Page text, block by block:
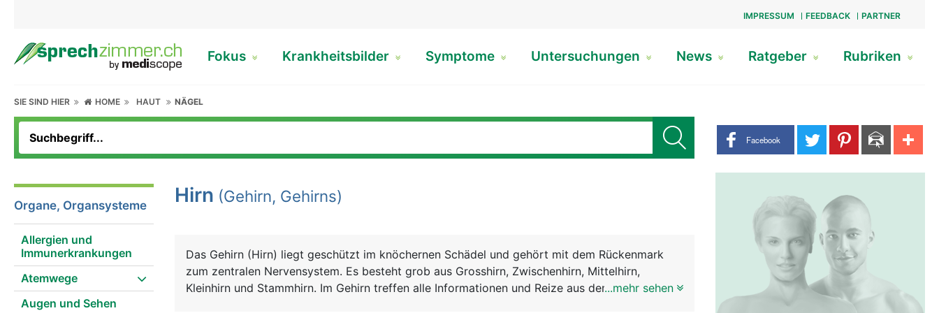
IMPRESSUM FEEDBACK PARTNER
Fokus Krankheitsbilder Symptome Untersuchungen News Ratgeber Rubriken
SIE SIND HIER HOME HAUT NÄGEL
Share buttons
Facebook
Organe, Organsysteme
Allergien und
Immunerkrankungen
Atemwege
Augen und Sehen
Hirn (Gehirn, Gehirns)
Das Gehirn (Hirn) liegt geschützt im knöchernen Schädel und gehört mit dem Rückenmark
zum zentralen Nervensystem. Es besteht grob aus Grosshirn, Zwischenhirn, Mittelhirn,
Kleinhirn und Stammhirn. Im Gehirn treffen alle Informationen und Reize aus dem Körper und
...mehr sehen